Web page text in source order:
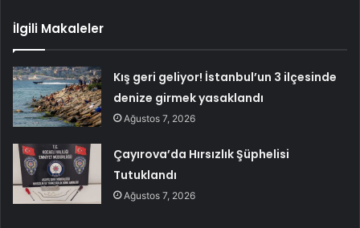
İlgili Makaleler
Kış geri geliyor! İstanbul’un 3 ilçesinde
denize girmek yasaklandı
Ağustos 7, 2026
Çayırova’da Hırsızlık Şüphelisi
Tutuklandı
Ağustos 7, 2026